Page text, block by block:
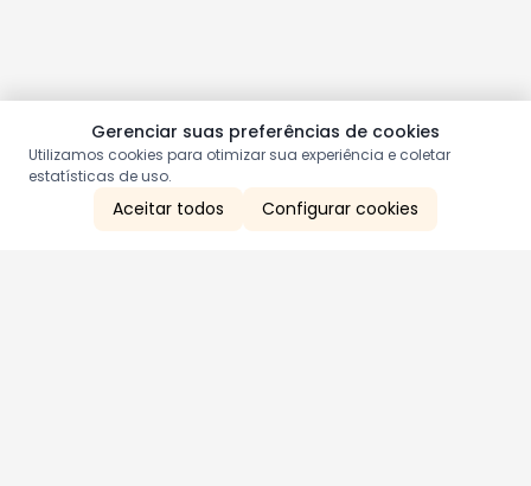
Gerenciar suas preferências de cookies
Utilizamos cookies para otimizar sua experiência e coletar
estatísticas de uso.
Aceitar todos Configurar cookies